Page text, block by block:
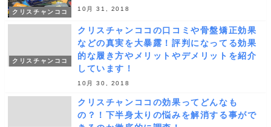
クリスチャンココ 10月 31, 2018
クリスチャンココ
クリスチャンココの口コミや骨盤矯正効果
などの真実を大暴露！評判になってる効果
的な履き方やメリットやデメリットを紹介
しています！
10月 30, 2018
クリスチャンココの効果ってどんなも
の？！下半身太りの悩みを解消する事がで